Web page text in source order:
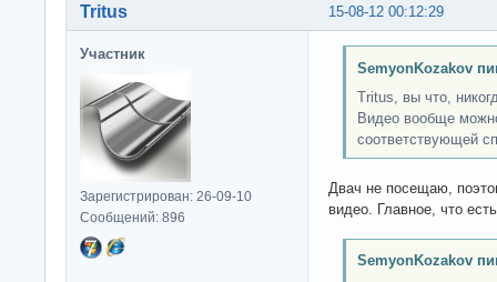
15-08-12 00:12:29
Tritus
Участник
Зарегистрирован: 26-09-10
Сообщений: 896
SemyonKozakov
Tritus, вы что,
Видео вообще
соответствующей
Двач не посещаю,
видео. Главное, что
SemyonKozakov